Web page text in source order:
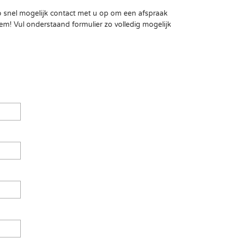
mogelijk contact met u op om een afspraak
Vul onderstaand formulier zo volledig mogelijk